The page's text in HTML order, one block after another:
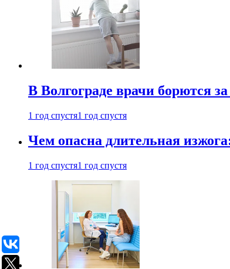
В Волгограде врачи борются
1 год спустя1 год спустя
Чем опасна длительная
1 год спустя1 год спустя